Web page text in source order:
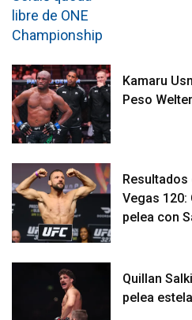
Kamaru
Peso
Resultados
Vegas 120:
pelea con
Quillan
pelea